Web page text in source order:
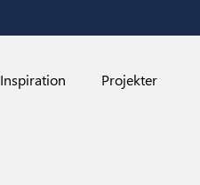
Inspiration Projekter